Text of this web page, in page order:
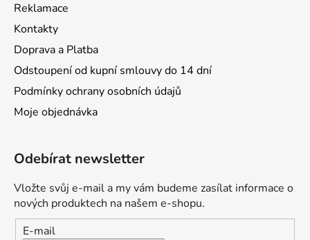
Reklamace
Kontakty
Doprava a Platba
Odstoupení od kupní smlouvy do 14 dní
Podmínky ochrany osobních údajů
Moje objednávka
Odebírat newsletter
Vložte svůj e-mail a my vám budeme zasílat informace o
nových produktech na našem e-shopu.
E-mail